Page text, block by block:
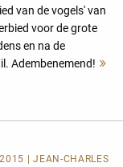
van de vogels' van
voor de grote
en na de
Adembenemend!
| JEAN-CHARLES